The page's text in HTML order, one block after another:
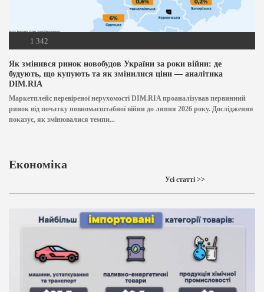
1 342
Як змінився ринок новобудов України за роки війни: де
будують, що купують та як змінилися ціни — аналітика
DIM.RIA
Маркетплейс перевіреної нерухомості DIM.RIA проаналізував первинний
ринок від початку повномасштабної війни до липня 2026 року. Дослідження
показує, як змінювалися темпи...
Економіка
Усі статті >>